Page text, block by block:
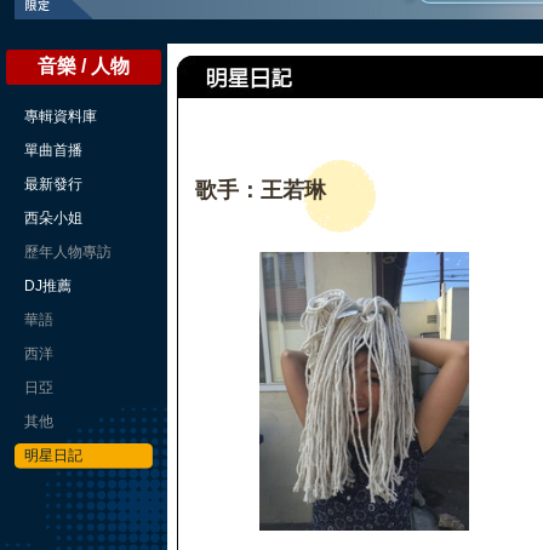
音樂 / 人物
專輯資料庫
單曲首播
最新發行
西朵小姐
歷年人物專訪
DJ推薦
華語
西洋
日亞
其他
明星日記
歌手：王若琳